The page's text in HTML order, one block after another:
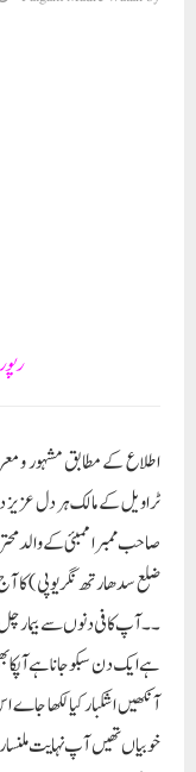
اطلاع کے مطابق مشہور و
ٹراویل کے مالک ہر دل
صاحب ممبرا ممبئی کے والد
ضلع سدھارتھ نگر یوپی ) کا آج
۔۔ آپ کافی دنوں سے بیمار
ہے ایک دن سبکو جانا ہے
آنکھیں اشکبار کیا لکھا
خوبیاں تھیں آپ نہایت